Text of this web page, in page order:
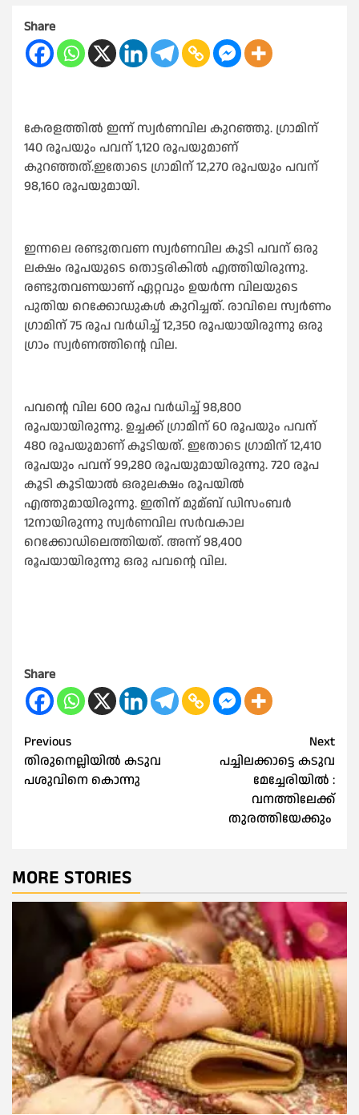
Share
കേരളത്തില്‍ ഇന്ന് സ്വർണവില കുറഞ്ഞു. ഗ്രാമിന്
140 രൂപയും പവന് 1,120 രൂപയുമാണ്
കുറഞ്ഞത്.ഇതോടെ ഗ്രാമിന് 12,270 രൂപയും പവന്
98,160 രൂപയുമായി.
ഇന്നലെ രണ്ടുതവണ സ്വർണവില കൂടി പവന് ഒരു
ലക്ഷം രൂപയുടെ തൊട്ടരികില്‍ എത്തിയിരുന്നു.
രണ്ടുതവണയാണ് ഏറ്റവും ഉയർന്ന വിലയുടെ
പുതിയ റെക്കോഡുകള്‍ കുറിച്ചത്. രാവിലെ സ്വർണം
ഗ്രാമിന് 75 രൂപ വർധിച്ച്‌ 12,350 രൂപയായിരുന്നു ഒരു
ഗ്രാം സ്വർണത്തിന്റെ വില.
പവന്റെ വില 600 രൂപ വർധിച്ച്‌ 98,800
രൂപയായിരുന്നു. ഉച്ചക്ക് ഗ്രാമിന് 60 രൂപയും പവന്
480 രൂപയുമാണ് കൂടിയത്. ഇതോടെ ഗ്രാമിന് 12,410
രൂപയും പവന് 99,280 രൂപയുമായിരുന്നു. 720 രൂപ
കൂടി കൂടിയാല്‍ ഒരുലക്ഷം രൂപയില്‍
എത്തുമായിരുന്നു. ഇതിന് മുമ്ബ് ഡിസംബർ
12നായിരുന്നു സ്വർണവില സർവകാല
റെക്കോഡിലെത്തിയത്. അന്ന് 98,400
രൂപയായിരുന്നു ഒരു പവന്റെ വില.
Share
Post
navigation
Previous
തിരുനെല്ലിയിൽ കടുവ
പശുവിനെ കൊന്നു
Next
പച്ചിലക്കാട്ടെ കടുവ
മേച്ചേരിയിൽ :
വനത്തിലേക്ക്
തുരത്തിയേക്കും
MORE STORIES